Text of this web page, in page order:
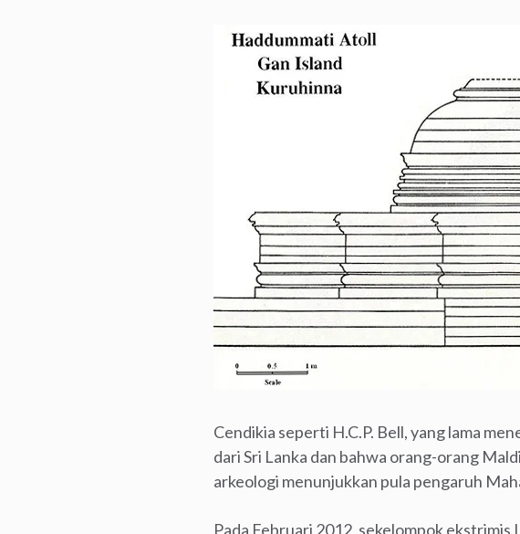
Cendikia seperti H.C.P. Bell, yang lama
dari Sri Lanka dan bahwa orang-orang
arkeologi menunjukkan pula pengaruh
Pada Februari 2012, sekelompok